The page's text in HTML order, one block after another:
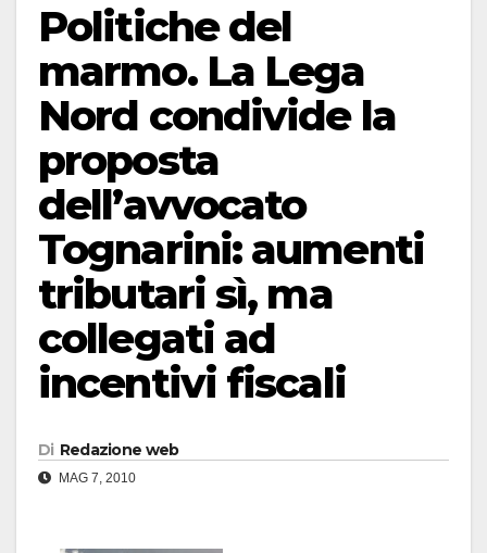
Politiche del
marmo. La Lega
Nord condivide la
proposta
dell’avvocato
Tognarini: aumenti
tributari sì, ma
collegati ad
incentivi fiscali
Di Redazione web
MAG 7, 2010